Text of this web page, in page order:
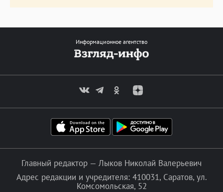
Информационное агентство
Главный редактор — Лыков Николай Валерьевич
Адрес редакции и учредителя: 410031, Саратов, ул.
Комсомольская, 52